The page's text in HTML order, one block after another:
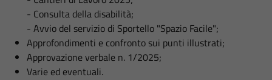
- Consulta della disabilità;
- Avvio del servizio di Sportello "Spazio Facile";
Approfondimenti e confronto sui punti illustrati;
Approvazione verbale n. 1/2025;
Varie ed eventuali.